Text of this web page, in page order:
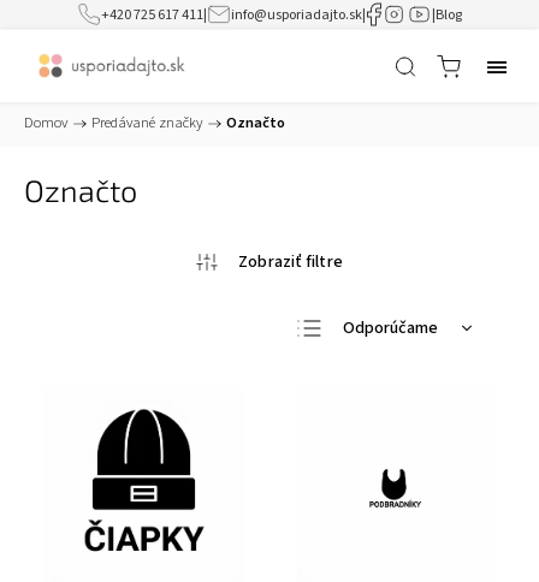
+420 725 617 411| info@usporiadajto.sk| |Blog
Domov / Predávané značky / Označto
Označto
Odporúčame
Abecedne